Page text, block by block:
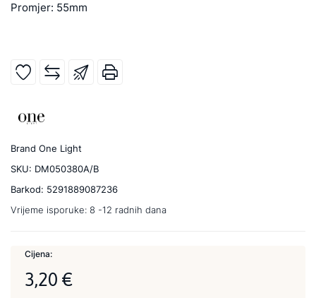
Promjer: 55mm
Brand One Light
SKU: DM050380A/B
Barkod: 5291889087236
Vrijeme isporuke: 8 -12 radnih dana
Cijena:
3,20 €